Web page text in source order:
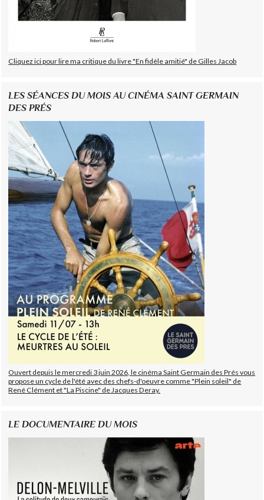
Cliquez ici pour lire ma critique du livre "En fidèle amitié" de Gilles Jacob
LES SÉANCES DU MOIS AU CINÉMA SAINT GERMAIN
DES PRÉS
Ouvert depuis le mercredi 3 juin 2026, le cinéma Saint Germain des Prés vous
propose un cycle de l'été avec des chefs-d'oeuvre comme "Plein soleil" de
René Clément et "La Piscine" de Jacques Deray.
LE DOCUMENTAIRE DU MOIS